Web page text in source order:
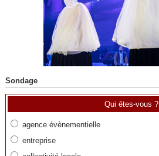
Sondage
Qui êtes-vous ?
agence évènementielle
entreprise